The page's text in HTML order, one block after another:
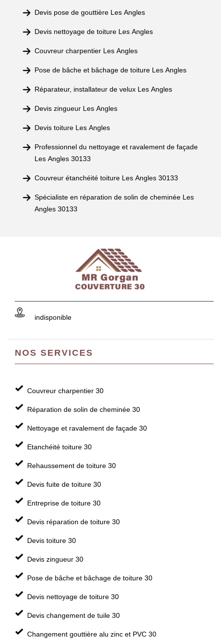
Devis pose de gouttière Les Angles
Devis nettoyage de toiture Les Angles
Couvreur charpentier Les Angles
Pose de bâche et bâchage de toiture Les Angles
Réparateur, installateur de velux Les Angles
Devis zingueur Les Angles
Devis toiture Les Angles
Professionnel du nettoyage et ravalement de façade
Les Angles 30133
Couvreur étanchéité toiture Les Angles 30133
Spécialiste en réparation de solin de cheminée Les
Angles 30133
indisponible
NOS SERVICES
Couvreur charpentier 30
Réparation de solin de cheminée 30
Nettoyage et ravalement de façade 30
Etanchéité toiture 30
Rehaussement de toiture 30
Devis fuite de toiture 30
Entreprise de toiture 30
Devis réparation de toiture 30
Devis toiture 30
Devis zingueur 30
Pose de bâche et bâchage de toiture 30
Devis nettoyage de toiture 30
Devis changement de tuile 30
Changement gouttière alu zinc et PVC 30